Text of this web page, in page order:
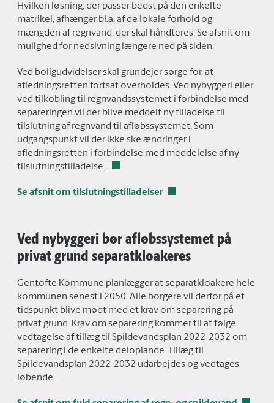
Hvilken løsning, der passer bedst på den enkelte
matrikel, afhænger bl.a. af de lokale forhold og
mængden af regnvand, der skal håndteres. Se afsnit om
mulighed for nedsivning længere ned på siden.
Ved boligudvidelser skal grundejer sørge for, at
afledningsretten fortsat overholdes. Ved nybyggeri eller
ved tilkobling til regnvandssystemet i forbindelse med
separeringen vil der blive meddelt ny tilladelse til
tilslutning af regnvand til afløbssystemet. Som
udgangspunkt vil der ikke ske ændringer i
afledningsretten i forbindelse med meddelelse af ny
tilslutningstilladelse.
Se afsnit om tilslutningstilladelser
Ved nybyggeri bør afløbssystemet på
privat grund separatkloakeres
Gentofte Kommune planlægger at separatkloakere hele
kommunen senest i 2050. Alle borgere vil derfor på et
tidspunkt blive mødt med et krav om separering på
privat grund. Krav om separering kommer til at følge
vedtagelse af tillæg til Spildevandsplan 2022-2032 om
separering i de enkelte deloplande. Tillæg til
Spildevandsplan 2022-2032 udarbejdes og vedtages
løbende.